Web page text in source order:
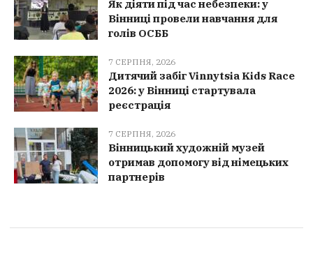
Як діяти під час небезпеки: у
Вінниці провели навчання для
голів ОСББ
7 СЕРПНЯ, 2026
Дитячий забіг Vinnytsia Kids Race
2026: у Вінниці стартувала
реєстрація
7 СЕРПНЯ, 2026
Вінницький художній музей
отримав допомогу від німецьких
партнерів